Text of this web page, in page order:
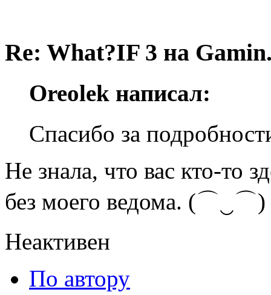
Re: What?IF 3 на
Oreolek написал:
Спасибо за
Не знала, что вас кто-то
без моего ведома. (⌒‿⌒)
Неактивен
По автору